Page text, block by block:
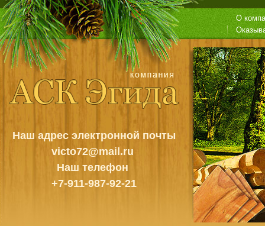
О
Наш адрес электронной почты
victo72@mail.ru
Наш телефон
+7-911-987-92-21